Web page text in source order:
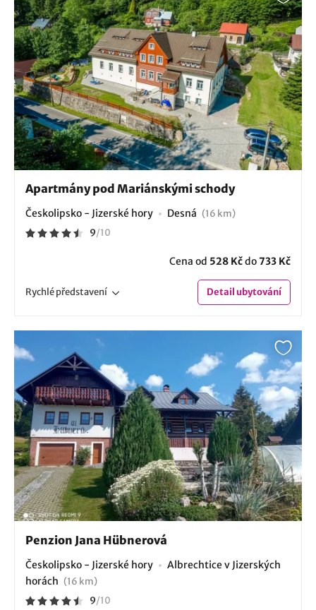
Apartmány pod Mariánskými schody
Českolipsko - Jizerské hory Desná (16 km)
9/10
Cena od 528 Kčdo733 Kč
Rychlépředstavení Detailubytování
Penzion Jana Hübnerová
Českolipsko - Jizerské hory
Albrechtice v Jizerských
horách (16 km)
9/10